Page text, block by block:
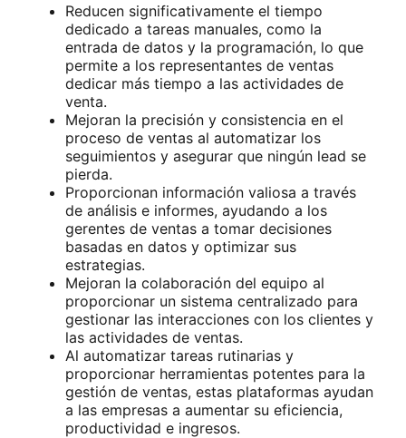
Reducen significativamente el tiempo
dedicado a tareas manuales, como la
entrada de datos y la programación, lo que
permite a los representantes de ventas
dedicar más tiempo a las actividades de
venta.
Mejoran la precisión y consistencia en el
proceso de ventas al automatizar los
seguimientos y asegurar que ningún lead se
pierda.
Proporcionan información valiosa a través
de análisis e informes, ayudando a los
gerentes de ventas a tomar decisiones
basadas en datos y optimizar sus
estrategias.
Mejoran la colaboración del equipo al
proporcionar un sistema centralizado para
gestionar las interacciones con los clientes y
las actividades de ventas.
Al automatizar tareas rutinarias y
proporcionar herramientas potentes para la
gestión de ventas, estas plataformas ayudan
a las empresas a aumentar su eficiencia,
productividad e ingresos.